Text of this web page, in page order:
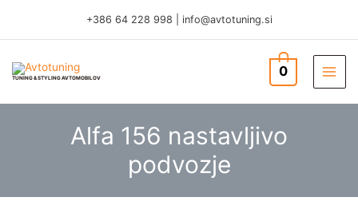
content
+386 64 228 998 info@avtotuning.si
TUNING & STYLING AVTOMOBILOV 0
Alfa 156 nastavljivo
podvozje